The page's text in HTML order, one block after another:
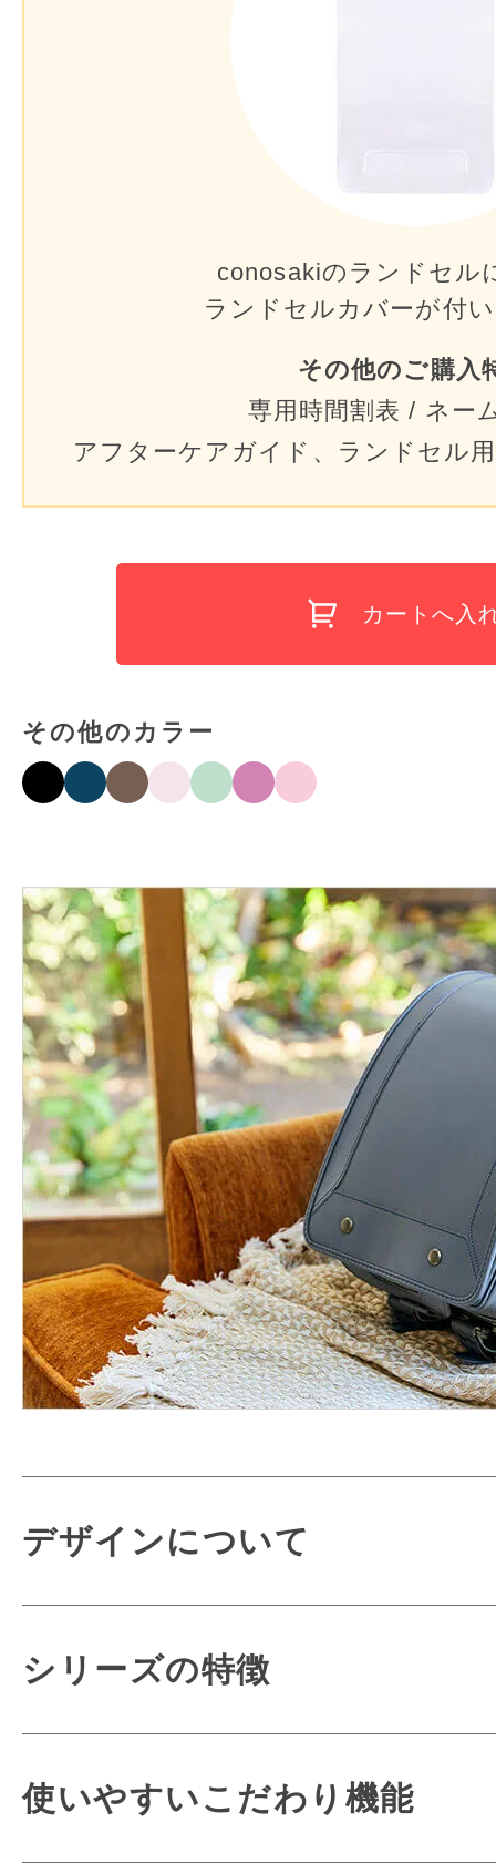
conosakiのランドセル
ランドセルカバーが付
その他のご購入
専用時間割表 / ネー
アフターケアガイド、ランドセル
カートへ入
その他のカラー
デザインについて
シリーズの特徴
より軽く、より背
使いやすいこだわり機能